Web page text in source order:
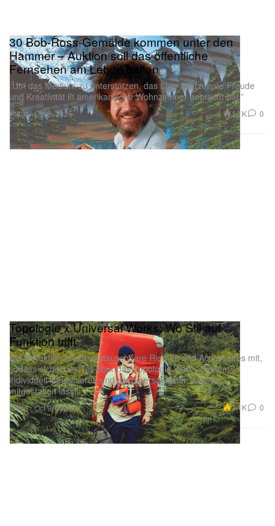
Kunst
30 Bob-Ross-Gemälde kommen unter den
Hammer – Auktion soll das öffentliche
Fernsehen am Leben halten
“Um das Medium zu unterstützen, das über Jahrzehnte Freude
und Kreativität in amerikanische Wohnzimmer gebracht hat.”
Oct 9, 2025 1.1K 0
Mode
Topologie x Universal Works: Wo Stil auf
Funktion trifft
Die Kollektion bringt austauschbare Riemen und Accessoires mit,
sodass sich jedes Teil über das Topologie Wares System™
individuell kombinieren und nach persönlicher Vorliebe
mitgestalten lässt.
Oct 9, 2025 3.1K 0